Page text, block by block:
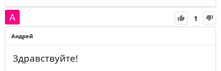
1
Андрей
Здравствуйте!